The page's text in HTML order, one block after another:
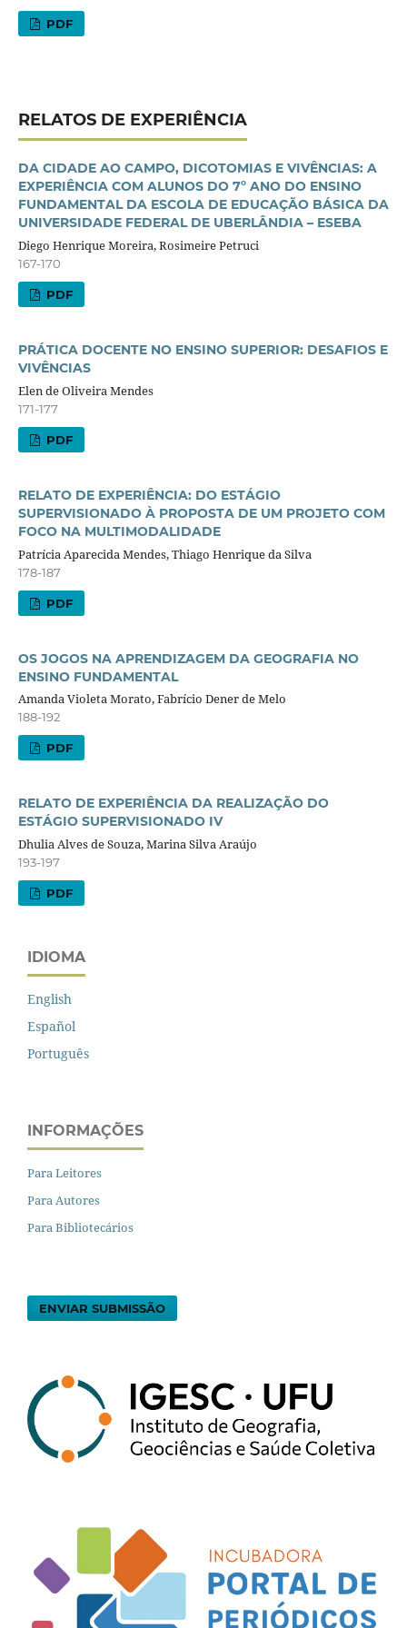
PDF
RELATOS DE EXPERIÊNCIA
DA CIDADE AO CAMPO, DICOTOMIAS E VIVÊNCIAS: A
EXPERIÊNCIA COM ALUNOS DO 7º ANO DO ENSINO
FUNDAMENTAL DA ESCOLA DE EDUCAÇÃO BÁSICA DA
UNIVERSIDADE FEDERAL DE UBERLÂNDIA – ESEBA
Diego Henrique Moreira, Rosimeire Petruci
167-170
PDF
PRÁTICA DOCENTE NO ENSINO SUPERIOR: DESAFIOS E
VIVÊNCIAS
Elen de Oliveira Mendes
171-177
PDF
RELATO DE EXPERIÊNCIA: DO ESTÁGIO
SUPERVISIONADO À PROPOSTA DE UM PROJETO COM
FOCO NA MULTIMODALIDADE
Patrícia Aparecida Mendes, Thiago Henrique da Silva
178-187
PDF
OS JOGOS NA APRENDIZAGEM DA GEOGRAFIA NO
ENSINO FUNDAMENTAL
Amanda Violeta Morato, Fabrício Dener de Melo
188-192
PDF
RELATO DE EXPERIÊNCIA DA REALIZAÇÃO DO
ESTÁGIO SUPERVISIONADO IV
Dhulia Alves de Souza, Marina Silva Araújo
193-197
PDF
IDIOMA
English
Español
Português
INFORMAÇÕES
Para Leitores
Para Autores
Para Bibliotecários
ENVIAR SUBMISSÃO